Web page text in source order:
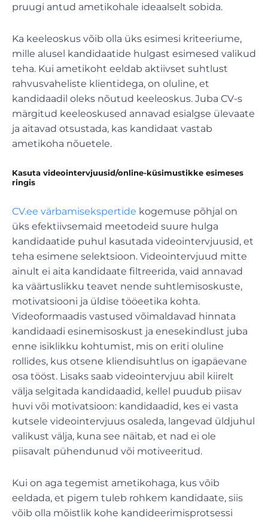
pruugi antud ametikohale ideaalselt sobida.
Ka keeleoskus võib olla üks esimesi kriteeriume,
mille alusel kandidaatide hulgast esimesed valikud
teha. Kui ametikoht eeldab aktiivset suhtlust
rahvusvaheliste klientidega, on oluline, et
kandidaadil oleks nõutud keeleoskus. Juba CV-s
märgitud keeleoskused annavad esialgse ülevaate
ja aitavad otsustada, kas kandidaat vastab
ametikoha nõuetele.
Kasuta videointervjuusid/online-küsimustikke esimeses
ringis
CV.ee värbamisekspertide kogemuse põhjal on
üks efektiivsemaid meetodeid suure hulga
kandidaatide puhul kasutada videointervjuusid, et
teha esimene selektsioon. Videointervjuud mitte
ainult ei aita kandidaate filtreerida, vaid annavad
ka väärtuslikku teavet nende suhtlemisoskuste,
motivatsiooni ja üldise tööeetika kohta.
Videoformaadis vastused võimaldavad hinnata
kandidaadi esinemisoskust ja enesekindlust juba
enne isiklikku kohtumist, mis on eriti oluline
rollides, kus otsene kliendisuhtlus on igapäevane
osa tööst. Lisaks saab videointervjuu abil kiirelt
välja selgitada kandidaadid, kellel puudub piisav
huvi või motivatsioon: kandidaadid, kes ei vasta
kutsele videointervjuus osaleda, langevad üldjuhul
valikust välja, kuna see näitab, et nad ei ole
piisavalt pühendunud või motiveeritud.
Kui on aga tegemist ametikohaga, kus võib
eeldada, et pigem tuleb rohkem kandidaate, siis
võib olla mõistlik kohe kandideerimisprotsessi